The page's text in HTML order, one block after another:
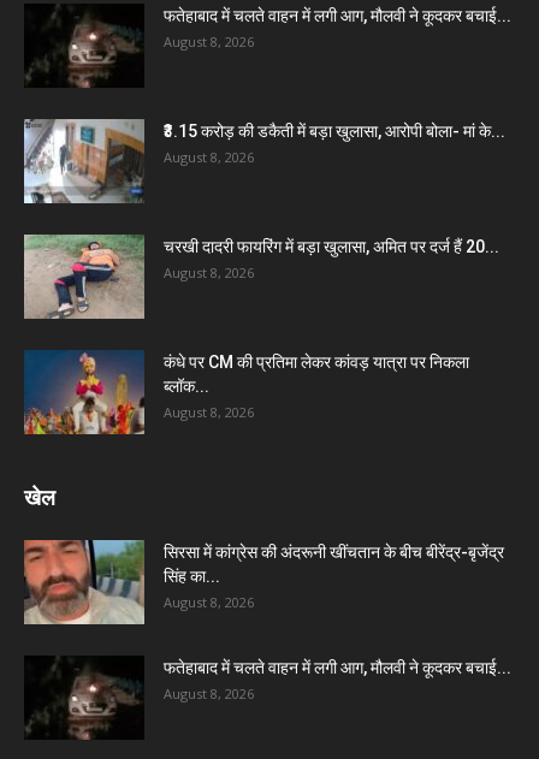
फतेहाबाद में चलते वाहन में लगी आग, मौलवी ने कूदकर बचाई...
August 8, 2026
₹3.15 करोड़ की डकैती में बड़ा खुलासा, आरोपी बोला- मां के...
August 8, 2026
चरखी दादरी फायरिंग में बड़ा खुलासा, अमित पर दर्ज हैं 20...
August 8, 2026
कंधे पर CM की प्रतिमा लेकर कांवड़ यात्रा पर निकला
ब्लॉक...
August 8, 2026
खेल
सिरसा में कांग्रेस की अंदरूनी खींचतान के बीच बीरेंद्र-बृजेंद्र
सिंह का...
August 8, 2026
फतेहाबाद में चलते वाहन में लगी आग, मौलवी ने कूदकर बचाई...
August 8, 2026